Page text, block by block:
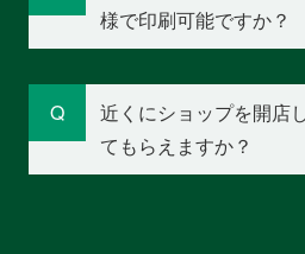
様で印刷可能ですか？
近くにショップを開店
てもらえますか？